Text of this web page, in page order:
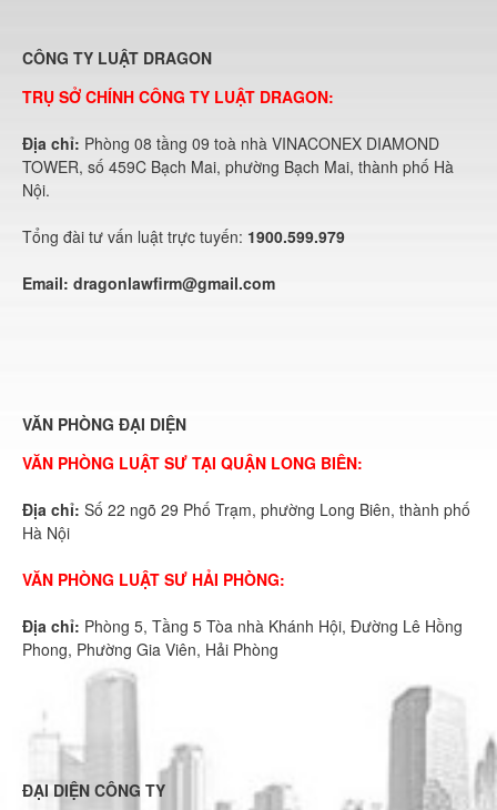
CÔNG TY LUẬT DRAGON
TRỤ SỞ CHÍNH CÔNG TY LUẬT DRAGON:
Địa chỉ: Phòng 08 tầng 09 toà nhà VINACONEX DIAMOND
TOWER, số 459C Bạch Mai, phường Bạch Mai, thành phố Hà
Nội.
Tổng đài tư vấn luật trực tuyến: 1900.599.979
Email: dragonlawfirm@gmail.com
VĂN PHÒNG ĐẠI DIỆN
VĂN PHÒNG LUẬT SƯ TẠI QUẬN LONG BIÊN:
Địa chỉ: Số 22 ngõ 29 Phố Trạm, phường Long Biên, thành phố
Hà Nội
VĂN PHÒNG LUẬT SƯ HẢI PHÒNG:
Địa chỉ: Phòng 5, Tầng 5 Tòa nhà Khánh Hội, Đường Lê Hồng
Phong, Phường Gia Viên, Hải Phòng
ĐẠI DIỆN CÔNG TY